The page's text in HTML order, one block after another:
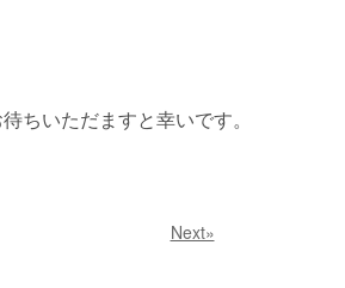
ちいただますと幸いです。
Next»